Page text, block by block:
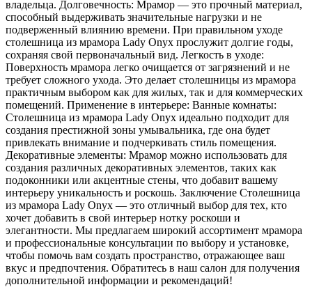
владельца. Долговечность: Мрамор — это прочный материал,
способный выдерживать значительные нагрузки и не
подверженный влиянию времени. При правильном уходе
столешница из мрамора Lady Onyx прослужит долгие годы,
сохраняя свой первоначальный вид. Легкость в уходе:
Поверхность мрамора легко очищается от загрязнений и не
требует сложного ухода. Это делает столешницы из мрамора
практичным выбором как для жилых, так и для коммерческих
помещений. Применение в интерьере: Ванные комнаты:
Столешница из мрамора Lady Onyx идеально подходит для
создания престижной зоны умывальника, где она будет
привлекать внимание и подчеркивать стиль помещения.
Декоративные элементы: Мрамор можно использовать для
создания различных декоративных элементов, таких как
подоконники или акцентные стены, что добавит вашему
интерьеру уникальность и роскошь. Заключение Столешница
из мрамора Lady Onyx — это отличный выбор для тех, кто
хочет добавить в свой интерьер нотку роскоши и
элегантности. Мы предлагаем широкий ассортимент мрамора
и профессиональные консультации по выбору и установке,
чтобы помочь вам создать пространство, отражающее ваш
вкус и предпочтения. Обратитесь в наш салон для получения
дополнительной информации и рекомендаций!